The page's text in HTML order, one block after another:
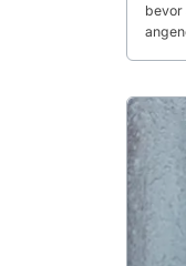
bevor